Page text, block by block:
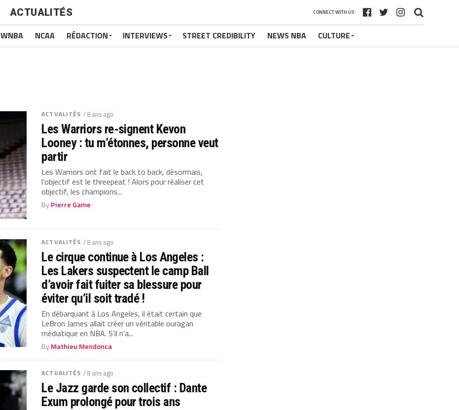
ACTUALITÉS CONNECT WITH US
WNBA NCAA RÉDACTION INTERVIEWS STREET CREDIBILITY NEWS NBA CULTURE
ACTUALITÉS / 8 ans ago
Les Warriors re-signent Kevon
Looney : tu m’étonnes, personne veut
partir
Les Warriors ont fait le back to back, désormais,
l’objectif est le threepeat ! Alors pour réaliser cet
objectif, les champions...
ByPierre Game
ACTUALITÉS / 8 ans ago
Le cirque continue à Los Angeles :
Les Lakers suspectent le camp Ball
d’avoir fait fuiter sa blessure pour
éviter qu’il soit tradé !
En débarquant à Los Angeles, il était certain que
LeBron James allait créer un véritable ouragan
médiatique en NBA. S’il n’a...
ByMathieu Mendonca
ACTUALITÉS / 8 ans ago
Le Jazz garde son collectif : Dante
Exum prolongé pour trois ans